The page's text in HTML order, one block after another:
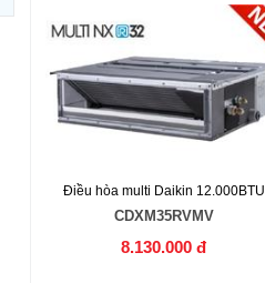
Điều hòa multi Daikin 12.000BTU
CDXM35RVMV
8.130.000 đ